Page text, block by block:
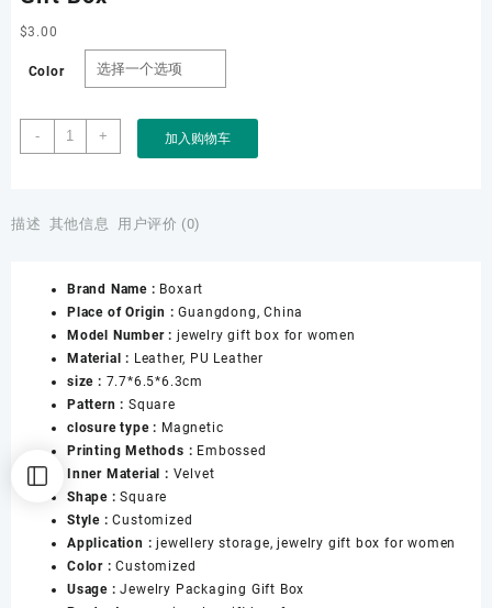
$3.00
Color
-
Customise
Wholesale
Drawer
Box
for
Necklace
Ring
Couple
Ring
Pendant
Bracelet
Earring
Gift
Box
数
量
+ 加入购物车
描述 其他信息 用户评价 (0)
Brand Name : Boxart
Place of Origin :Guangdong, China
Model Number : jewelry gift box for women
Material : Leather, PU Leather
size : 7.7*6.5*6.3cm
Pattern : Square
closure type : Magnetic
Printing Methods : Embossed
Inner Material : Velvet
Shape :Square
Style :Customized
Application :jewellery storage, jewelry gift box for women
Color :Customized
Usage :Jewelry Packaging Gift Box